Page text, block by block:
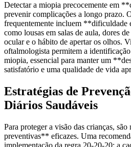
Detectar a miopia precocemente em
prevenir complicações a longo prazo.
frequentemente incluem **dificuldade
como lousas em salas de aula, dores
ocular e o hábito de apertar os olhos.
oftalmologista permitem a
miopia, essencial para manter um
satisfatório e uma qualidade de vida
Estratégias de
Diários Saudáveis
Para proteger a visão das crianças, são
preventivas** eficazes. Uma
implementação da regra 20-20-20: a